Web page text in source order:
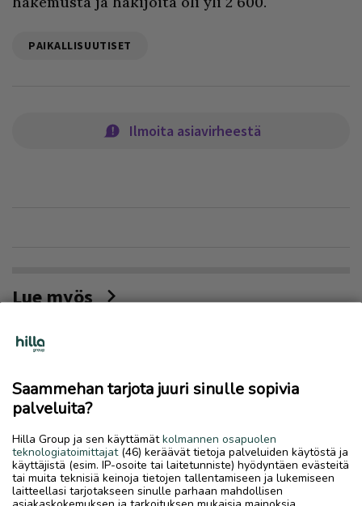
PAIKALLISUUTISET
Ilmoita asiavirheestä
Lue myös
Saammehan tarjota juuri sinulle sopivia
palveluita?
Hilla Group ja sen käyttämätkolmannen osapuolen
teknologiatoimittajat(46) keräävät tietoja palveluiden käytöstä ja
käyttäjistä (esim. IP-osoite tai laitetunniste) hyödyntäen evästeitä
tai muita teknisiä keinoja tietojen tallentamiseen ja lukemiseen
laitteellasi tarjotakseen sinulle parhaan mahdollisen